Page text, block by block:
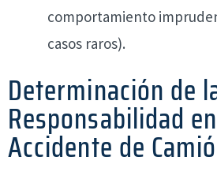
comportamiento
casos raros).
Determinación de
Responsabilidad
Accidente de